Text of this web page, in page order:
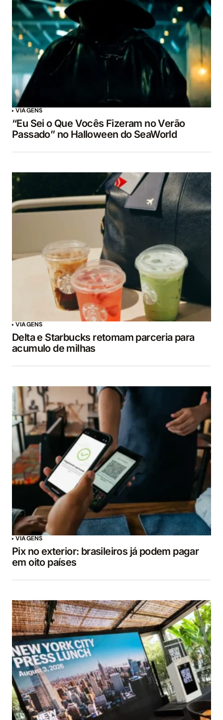
VIAGENS
“Eu Sei o Que Vocês Fizeram no Verão
Passado” no Halloween do SeaWorld
VIAGENS
Delta e Starbucks retomam parceria para
acumulo de milhas
VIAGENS
Pix no exterior: brasileiros já podem pagar
em oito países